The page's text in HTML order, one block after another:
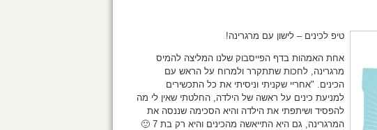
טיפ לכינים – לישון עם מרגרינה!
אחת האמהות בדף הפייסבוק שלנו המליצה להמיס
מרגרינה, לחכות שתתקרר ולמרוח על הראש עם
הכינים. "אחריי שקניתי וניסיתי את כל התכשירים
למניעת כינים על ראשה של הילדה, החלטתי שאין לי מה
להפסיד ושיתפתי את הילדה והיא הסכימה שננסה את
המרגרינה, גם היא התייאשה מהכינים והיא רק בת 7 🙂